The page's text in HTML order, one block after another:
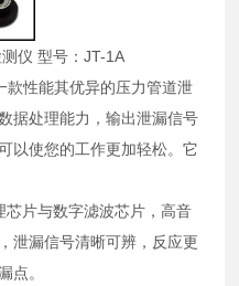
仪 型号：JT-1A
款性能其优异的压力管道泄
据处理能力，输出泄漏信号
以使您的工作更加轻松。它
片与数字滤波芯片，高音
泄漏信号清晰可辨，反应更
点。